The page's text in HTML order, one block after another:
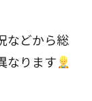
などから総
なります